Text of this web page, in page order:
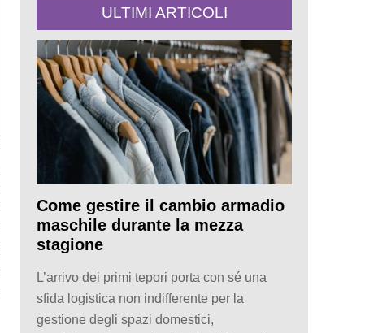
ULTIMI ARTICOLI
Come gestire il cambio armadio
maschile durante la mezza
stagione
L’arrivo dei primi tepori porta con sé una
sfida logistica non indifferente per la
gestione degli spazi domestici,